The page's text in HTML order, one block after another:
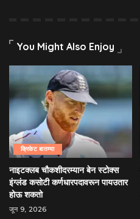
You Might Also Enjoy
क्रिकेट बातम्या
नाइटक्लब चौकशीदरम्यान बेन स्टोक्स
इंग्लंड कसोटी कर्णधारपदावरून पायउतार
होऊ शकतो
जून 9, 2026